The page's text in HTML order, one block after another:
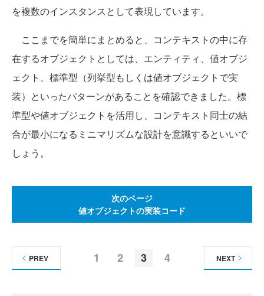
を複数のインスタンスとして表現しています。
ここまでを簡単にまとめると、コンテキストの中に存
在するオブジェクトとしては、エンティティ、値オブジ
ェクト、標準型（列挙型もしくは値オブジェクトで実
装）といったパターンがあることを確認できました。標
準型や値オブジェクトを活用し、コンテキスト同士の結
合が最小になるミニマリズムな設計を意識するといいで
しょう。
次のページ
値オブジェクトの実装コード
1 2 3 4
PREV NEXT